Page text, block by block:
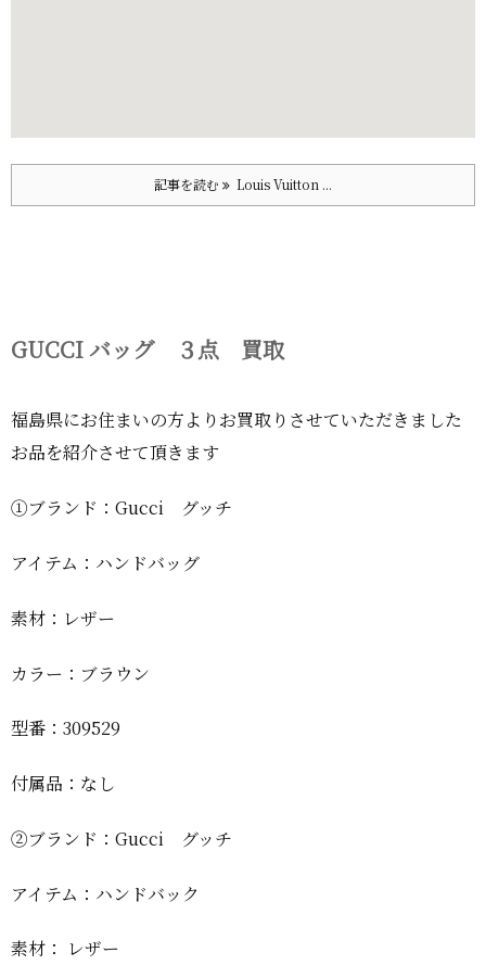
記事を読む Louis Vuitton ...
GUCCI バッグ ３点 買取
福島県にお住まいの方よりお買取りさせていただきました
お品を紹介させて頂きます
①ブランド：Gucci グッチ
アイテム：ハンドバッグ
素材：レザー
カラー：ブラウン
型番：309529
付属品：なし
②ブランド：Gucci グッチ
アイテム：ハンドバック
素材： レザー